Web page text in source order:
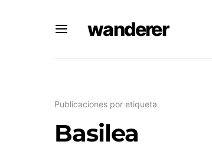
wanderer
Publicaciones por etiqueta
Basilea